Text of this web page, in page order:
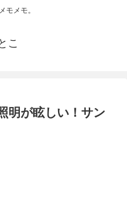
モメモ。
こ
明が眩しい！サン